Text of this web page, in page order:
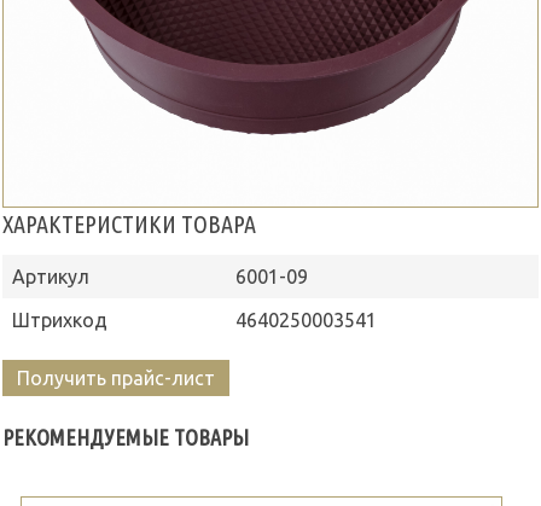
ХАРАКТЕРИСТИКИ ТОВАРА
Артикул
6001-09
Штрихкод
4640250003541
Получить прайс-лист
РЕКОМЕНДУЕМЫЕ ТОВАРЫ